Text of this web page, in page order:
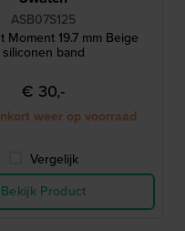
ASB07S125
Moment 19.7 mm Beige
siliconen band
€ 30,-
weer op voorraad
Vergelijk
Bekijk Product